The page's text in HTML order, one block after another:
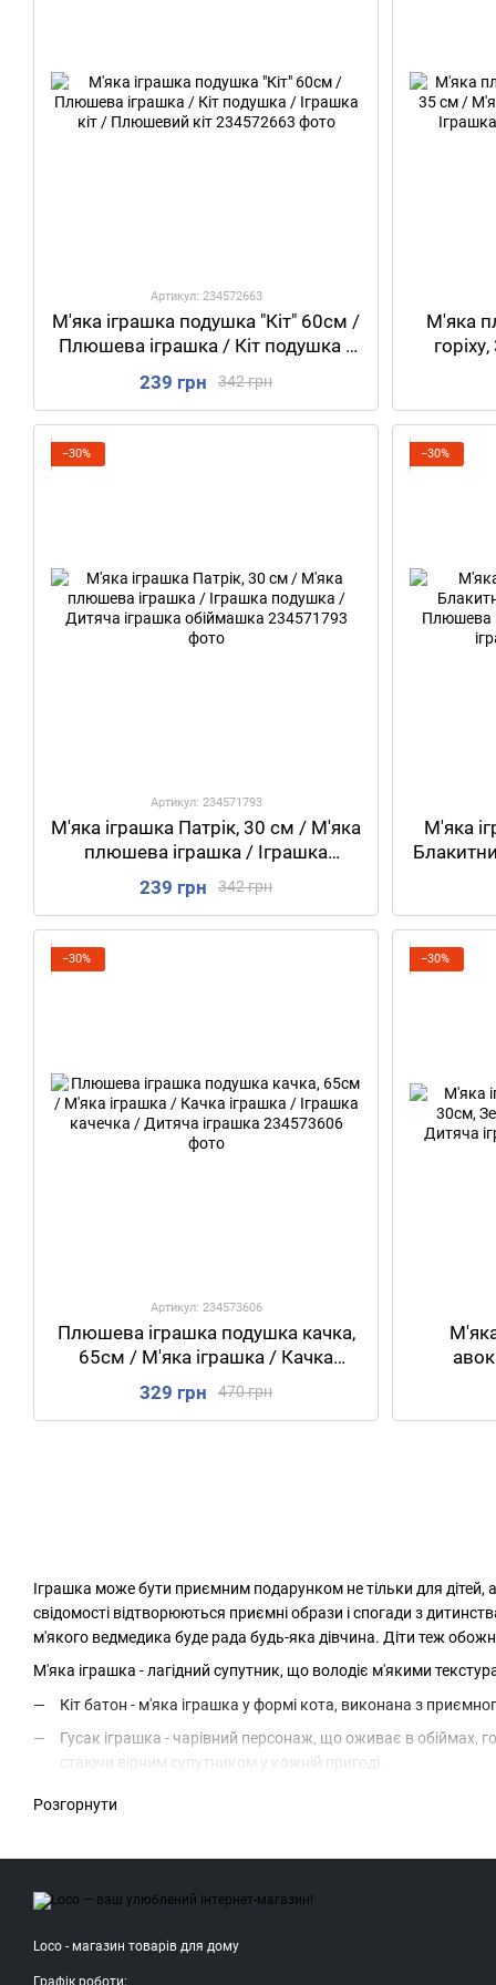
Іграшка може бути приємним подарунком не тільки для дітей,
свідомості відтворюються приємні образи і спогади з
м'якого ведмедика буде рада будь-яка дівчина. Діти теж
М'яка іграшка - лагідний супутник, що володіє м'якими
Кіт батон - м'яка іграшка у формі кота, виконана з
Гусак іграшка - чарівний персонаж, що оживає в обіймах,
стаючи вірним супутником у кожній пригоді.
Розгорнути
Артикул: 234572663
М'яка іграшка подушка "Кіт" 60см /
Плюшева іграшка / Кіт подушка /
Іграшка кіт / Плюшевий кіт
342 грн
239 грн
М'яка
−30%
Артикул: 234571793
М'яка іграшка Патрік, 30 см / М'яка
плюшева іграшка / Іграшка
подушка / Дитяча іграшка
обіймашка
342 грн
239 грн
−30%
М'яка
−30%
Артикул: 234573606
Плюшева іграшка подушка качка,
65см / М'яка іграшка / Качка
іграшка / Іграшка качечка / Дитяча
іграшка
470 грн
329 грн
−30%
Loco - магазин товарів для дому
Графік роботи: